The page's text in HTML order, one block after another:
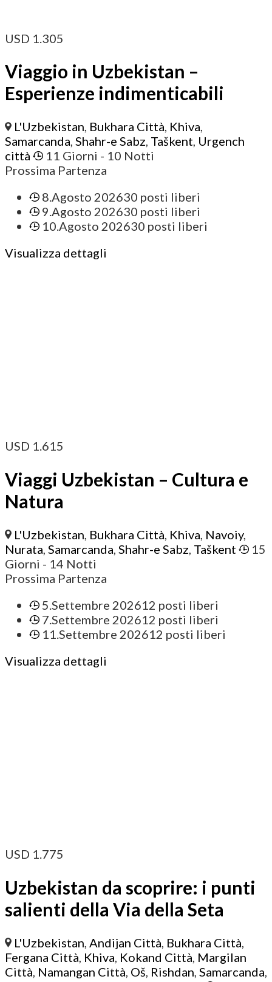
USD 1.305
Viaggio in Uzbekistan –
Esperienze indimenticabili
L'Uzbekistan, Bukhara Città, Khiva,
Samarcanda, Shahr-e Sabz, Taškent, Urgench
città
11 Giorni - 10 Notti
Prossima Partenza
8.Agosto 202630 posti liberi
9.Agosto 202630 posti liberi
10.Agosto 202630 posti liberi
Visualizza dettagli
USD 1.615
Viaggi Uzbekistan – Cultura e
Natura
L'Uzbekistan, Bukhara Città, Khiva, Navoiy,
Nurata, Samarcanda, Shahr-e Sabz, Taškent
15
Giorni - 14 Notti
Prossima Partenza
5.Settembre 202612 posti liberi
7.Settembre 202612 posti liberi
11.Settembre 202612 posti liberi
Visualizza dettagli
USD 1.775
Uzbekistan da scoprire: i punti
salienti della Via della Seta
L'Uzbekistan,Andijan Città, Bukhara Città,
Fergana Città, Khiva, Kokand Città, Margilan
Città, Namangan Città, Oš, Rishdan, Samarcanda,